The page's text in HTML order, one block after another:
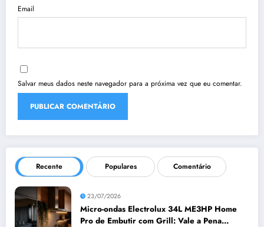
Email
Salvar meus dados neste navegador para a próxima vez que eu comentar.
Recente Populares Comentário
23/07/2026
Micro-ondas Electrolux 34L ME3HP Home
Pro de Embutir com Grill: Vale a Pena